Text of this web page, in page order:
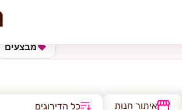
מבצעים
איתור חנות כל הדירוגים